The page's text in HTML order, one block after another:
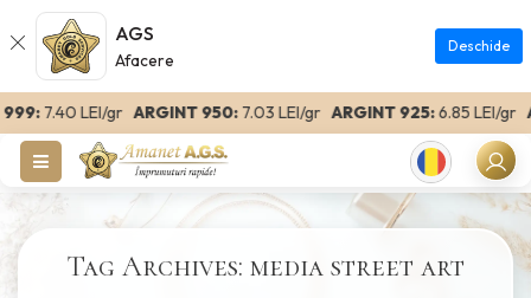
AGS
Afacere
Deschide
7.40 LEI/grARGINT 950:7.03 LEI/grARGINT 925:6.85 LEI/gr
Romanian
Tag Archives: media street art